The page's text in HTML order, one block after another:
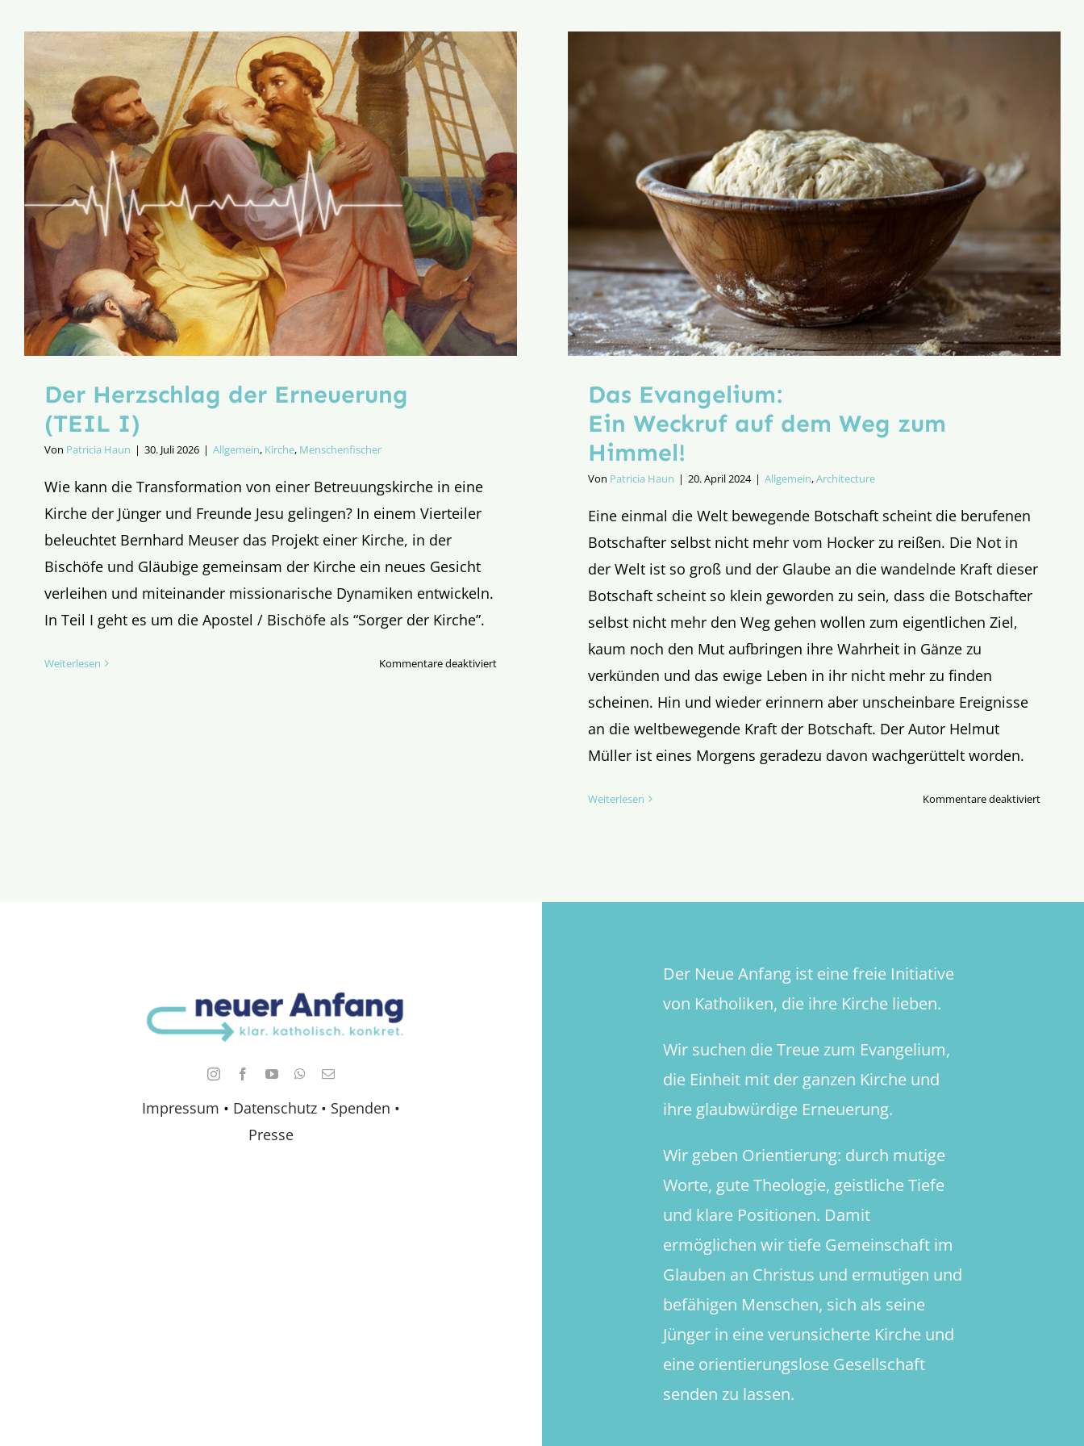
Der Herzschlag der Erneuerung
(TEIL I)
Von Patricia Haun | 30. Juli 2026 | Allgemein, Kirche, Menschenfischer
Wie kann die Transformation von einer Betreuungskirche in eine
Kirche der Jünger und Freunde Jesu gelingen? In einem Vierteiler
beleuchtet Bernhard Meuser das Projekt einer Kirche, in der
Bischöfe und Gläubige gemeinsam der Kirche ein neues Gesicht
verleihen und miteinander missionarische Dynamiken entwickeln.
In Teil I geht es um die Apostel / Bischöfe als “Sorger der Kirche”.
Weiterlesen Kommentare deaktiviertfür
Das Evangelium:
Ein Weckruf auf dem Weg zum
Himmel!
Von Patricia Haun | 20. April 2024 | Allgemein,Architecture
Eine einmal die Welt bewegende Botschaft scheint die berufenen
Botschafter selbst nicht mehr vom Hocker zu reißen. Die Not in
der Welt ist so groß und der Glaube an die wandelnde Kraft dieser
Botschaft scheint so klein geworden zu sein, dass die Botschafter
selbst nicht mehr den Weg gehen wollen zum eigentlichen Ziel,
kaum noch den Mut aufbringen ihre Wahrheit in Gänze zu
verkünden und das ewige Leben in ihr nicht mehr zu finden
scheinen. Hin und wieder erinnern aber unscheinbare Ereignisse
an die weltbewegende Kraft der Botschaft. Der Autor Helmut
Müller ist eines Morgens geradezu davon wachgerüttelt worden.
Weiterlesen Kommentare deaktiviertfür
Impressum • Datenschutz • Spenden •
Presse
Der Neue Anfang ist eine freie Initiative
von Katholiken, die ihre Kirche lieben.
Wir suchen die Treue zum Evangelium,
die Einheit mit der ganzen Kirche und
ihre glaubwürdige Erneuerung.
Wir geben Orientierung: durch mutige
Worte, gute Theologie, geistliche Tiefe
und klare Positionen. Damit
ermöglichen wir tiefe Gemeinschaft im
Glauben an Christus und ermutigen und
befähigen Menschen, sich als seine
Jünger in eine verunsicherte Kirche und
eine orientierungslose Gesellschaft
senden zu lassen.